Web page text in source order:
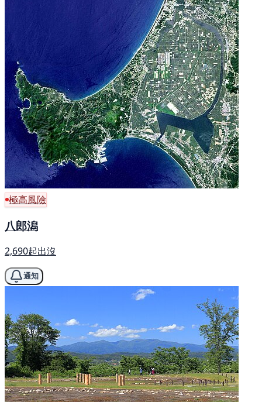
極高風險
八郎潟
2,690起出沒
通知